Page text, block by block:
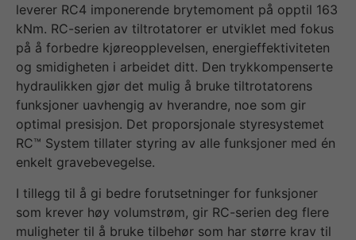
leverer RC4 imponerende brytemoment på opptil 163
kNm. RC-serien av tiltrotatorer er utviklet med fokus
på å forbedre kjøreopplevelsen, energieffektiviteten
og smidigheten i arbeidet ditt. Den trykkompenserte
hydraulikken gjør det mulig å bruke tiltrotatorens
funksjoner uavhengig av hverandre, noe som gir
optimal presisjon. Det proporsjonale styresystemet
RC™ System tillater styring av alle funksjoner med én
enkelt gravebevegelse.
I tillegg til å gi bedre forutsetninger for funksjoner
som krever høy volumstrøm, gir RC-serien deg flere
muligheter til å bruke tilbehør som har større krav til